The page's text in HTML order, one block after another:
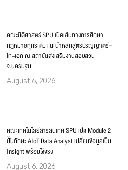
คณะนิติศาสตร์ SPU เปิดเส้นทางการศึกษา
กฎหมายทุกระดับ แนะนำหลักสูตรปริญญาตรี–
โท–เอก ณ สถาบันส่งเสริมงานสอบสวน
จ.นครปฐม
August 6, 2026
คณะเทคโนโลยีสารสนเทศ SPU เปิด Module 2
ปั้นทักษะ AIoT Data Analyst เปลี่ยนข้อมูลเป็น
Insight พร้อมใช้จริง
August 6, 2026